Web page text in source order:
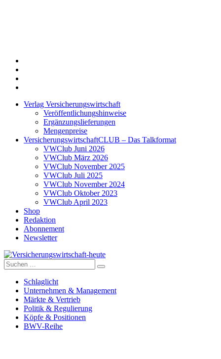
Verlag Versicherungswirtschaft
Veröffentlichungshinweise
Ergänzungslieferungen
Mengenpreise
VersicherungswirtschaftCLUB – Das Talkformat
VWClub Juni 2026
VWClub März 2026
VWClub November 2025
VWClub Juli 2025
VWClub November 2024
VWClub Oktober 2023
VWClub April 2023
Shop
Redaktion
Abonnement
Newsletter
Versicherungswirtschaft-heute
Suche
nach:
Schlaglicht
Unternehmen & Management
Märkte & Vertrieb
Politik & Regulierung
Köpfe & Positionen
BWV-Reihe